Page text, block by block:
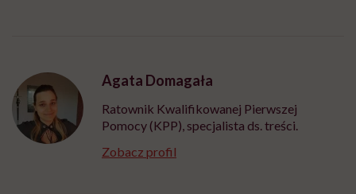
Agata Domagała
Ratownik Kwalifikowanej Pierwszej
Pomocy (KPP), specjalista ds. treści.
Zobacz profil